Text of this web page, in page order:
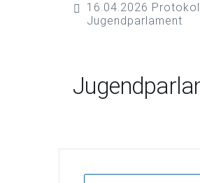
16.04.2026 Protokoll
Jugendparlament